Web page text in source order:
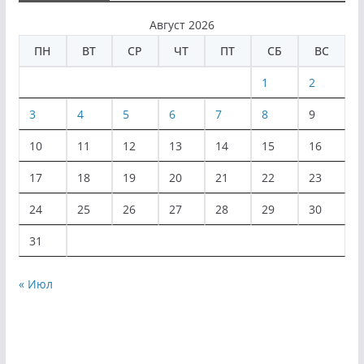
Август 2026
ПН
ВТ СР ЧТ ПТ СБ ВС
1 2
3 4 5 6 7 8 9
10 11 12 13 14 15 16
17 18 19 20 21 22 23
24 25 26 27 28 29 30
31
« Июл